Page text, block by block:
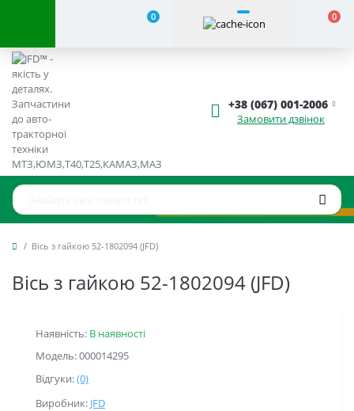
0 0
+38 (067) 001-2006
Замовити дзвінок
Вісь з гайкою 52-1802094 (JFD)
Вісь з гайкою 52-1802094 (JFD)
Наявність: В наявності
Модель: 000014295
Відгуки:(0)
Виробник: JFD